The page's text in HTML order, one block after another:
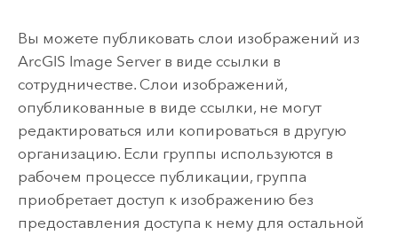
Вы можете публиковать слои изображений из
ArcGIS Image Serverв виде ссылки в
сотрудничестве. Слои изображений,
опубликованные в виде ссылки, не могут
редактироваться или копироваться в другую
организацию. Если группы используются в
рабочем процессе публикации, группа
приобретает доступ к изображению без
предоставления доступа к нему для остальной